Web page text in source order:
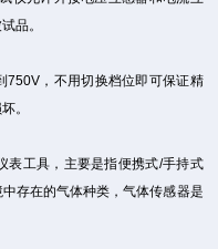
品。
，不用切换档位即可保证精
。
表工具，主要是指便携式/手持式
存在的气体种类，气体传感器是